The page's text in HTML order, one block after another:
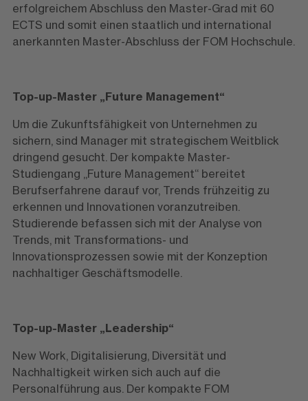
erfolgreichem Abschluss den Master-Grad mit 60
ECTS und somit einen staatlich und international
anerkannten Master-Abschluss der FOM Hochschule.
Top-up-Master „Future Management“
Um die Zukunftsfähigkeit von Unternehmen zu
sichern, sind Manager mit strategischem Weitblick
dringend gesucht. Der kompakte Master-
Studiengang „Future Management“ bereitet
Berufserfahrene darauf vor, Trends frühzeitig zu
erkennen und Innovationen voranzutreiben.
Studierende befassen sich mit der Analyse von
Trends, mit Transformations- und
Innovationsprozessen sowie mit der Konzeption
nachhaltiger Geschäftsmodelle.
Top-up-Master „Leadership“
New Work, Digitalisierung, Diversität und
Nachhaltigkeit wirken sich auch auf die
Personalführung aus. Der kompakte FOM